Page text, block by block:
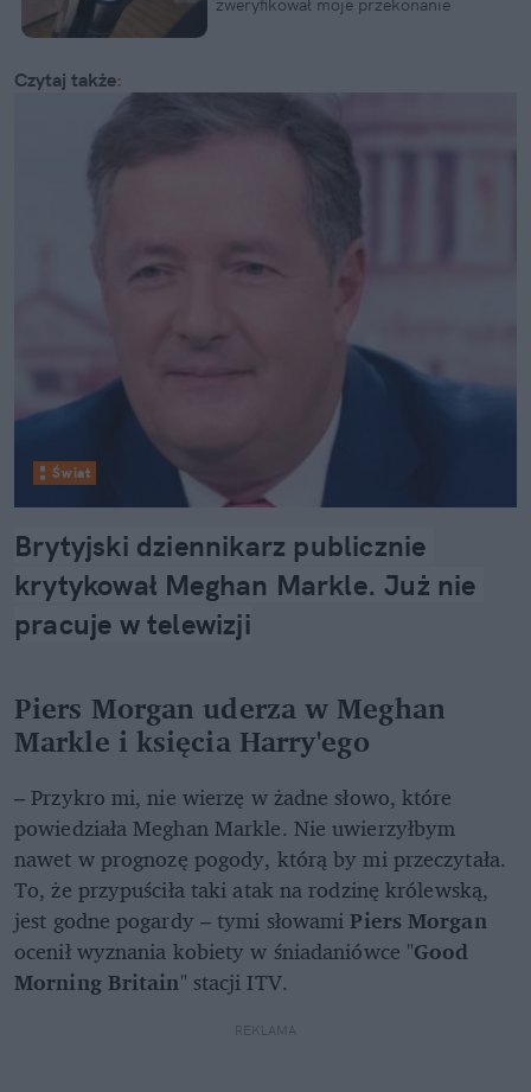
zweryfikował moje przekonanie
Czytaj także:
Świat
Brytyjski dziennikarz publicznie
krytykował Meghan Markle. Już nie
pracuje w telewizji
Piers Morgan uderza w Meghan
Markle i księcia Harry'ego
– Przykro mi, nie wierzę w żadne słowo, które
powiedziała Meghan Markle. Nie uwierzyłbym
nawet w prognozę pogody, którą by mi przeczytała.
To, że przypuściła taki atak na rodzinę królewską,
jest godne pogardy – tymi słowamiPiers Morgan
ocenił wyznania kobiety w śniadaniówce "Good
Morning Britain" stacji ITV.
REKLAMA